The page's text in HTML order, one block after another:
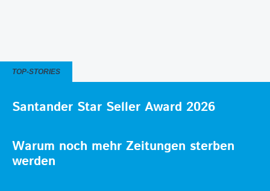
TOP-STORIES
Santander Star Seller Award 2026
Warum noch mehr Zeitungen sterben
werden